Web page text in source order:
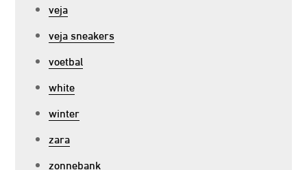
veja
veja sneakers
voetbal
white
winter
zara
zonnebank